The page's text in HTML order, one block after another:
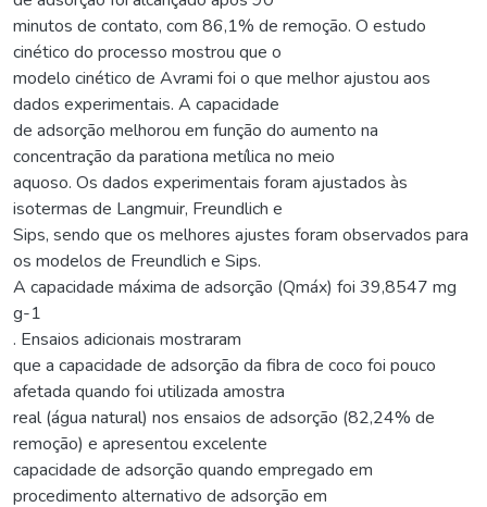
minutos de contato, com 86,1% de remoção. O estudo
cinético do processo mostrou que o
modelo cinético de Avrami foi o que melhor ajustou aos
dados experimentais. A capacidade
de adsorção melhorou em função do aumento na
concentração da parationa metílica no meio
aquoso. Os dados experimentais foram ajustados às
isotermas de Langmuir, Freundlich e
Sips, sendo que os melhores ajustes foram observados para
os modelos de Freundlich e Sips.
A capacidade máxima de adsorção (Qmáx) foi 39,8547 mg
g-1
. Ensaios adicionais mostraram
que a capacidade de adsorção da fibra de coco foi pouco
afetada quando foi utilizada amostra
real (água natural) nos ensaios de adsorção (82,24% de
remoção) e apresentou excelente
capacidade de adsorção quando empregado em
procedimento alternativo de adsorção em